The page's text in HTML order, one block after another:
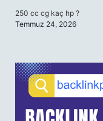
250 cc cg kaç hp ?
Temmuz 24, 2026